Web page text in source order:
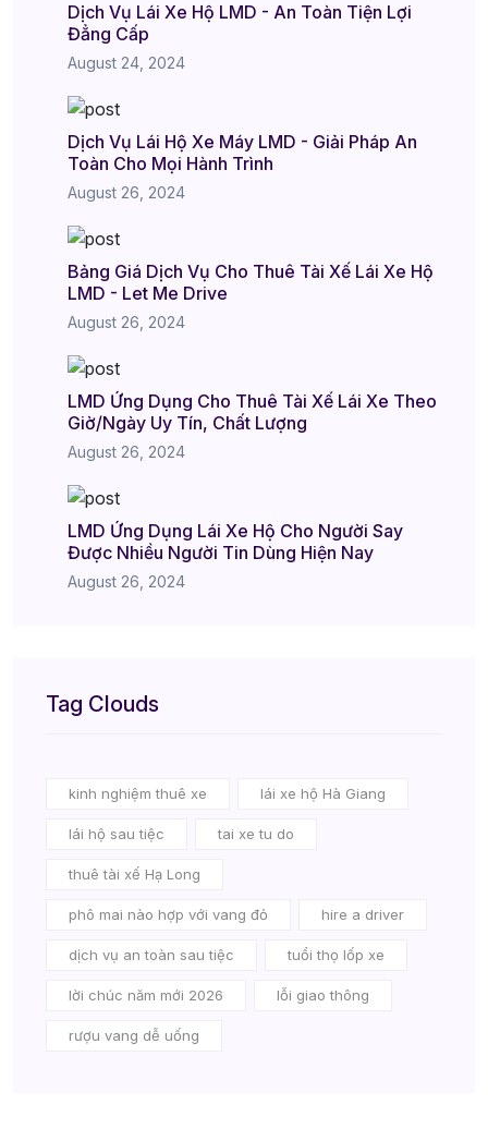
Dịch Vụ Lái Xe Hộ LMD - An Toàn Tiện Lợi
Đẳng Cấp
August 24, 2024
Dịch Vụ Lái Hộ Xe Máy LMD - Giải Pháp An
Toàn Cho Mọi Hành Trình
August 26, 2024
Bảng Giá Dịch Vụ Cho Thuê Tài Xế Lái Xe Hộ
LMD - Let Me Drive
August 26, 2024
LMD Ứng Dụng Cho Thuê Tài Xế Lái Xe Theo
Giờ/Ngày Uy Tín, Chất Lượng
August 26, 2024
LMD Ứng Dụng Lái Xe Hộ Cho Người Say
Được Nhiều Người Tin Dùng Hiện Nay
August 26, 2024
Tag Clouds
kinh nghiệm thuê xe lái xe hộ Hà Giang
lái hộ sau tiệc tai xe tu do
thuê tài xế Hạ Long
phô mai nào hợp với vang đỏ hire a driver
dịch vụ an toàn sau tiệc tuổi thọ lốp xe
lời chúc năm mới 2026 lỗi giao thông
rượu vang dễ uống